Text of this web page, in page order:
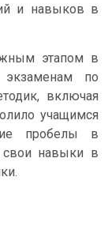
и навыков в
этапом в
экзаменам по
включая
учащимся
пробелы в
свои навыки в